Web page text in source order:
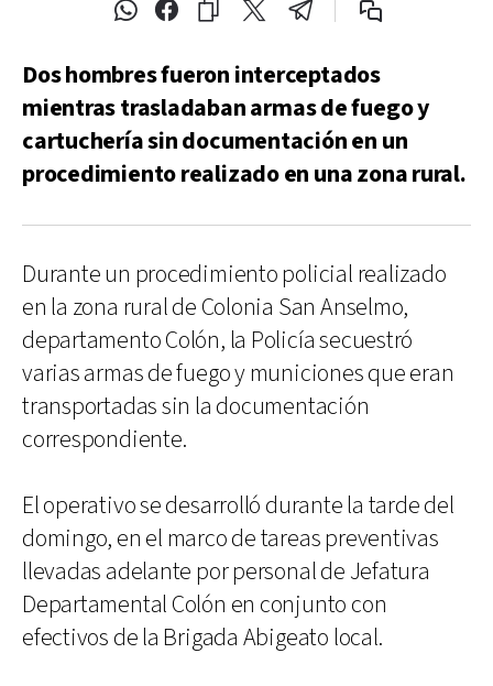
Dos hombres fueron interceptados
mientras trasladaban armas de fuego y
cartuchería sin documentación en un
procedimiento realizado en una zona rural.
Durante un procedimiento policial realizado
en la zona rural de Colonia San Anselmo,
departamento Colón, la Policía secuestró
varias armas de fuego y municiones que eran
transportadas sin la documentación
correspondiente.
El operativo se desarrolló durante la tarde del
domingo, en el marco de tareas preventivas
llevadas adelante por personal de Jefatura
Departamental Colón en conjunto con
efectivos de la Brigada Abigeato local.